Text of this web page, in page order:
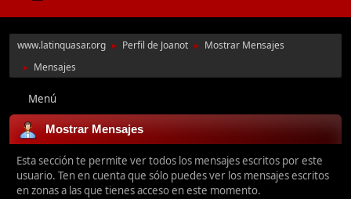
www.latinquasar.org ► Perfil de Joanot ► Mostrar Mensajes
► Mensajes
Menú
Mostrar Mensajes
Esta sección te permite ver todos los mensajes escritos por este
usuario. Ten en cuenta que sólo puedes ver los mensajes escritos
en zonas a las que tienes acceso en este momento.